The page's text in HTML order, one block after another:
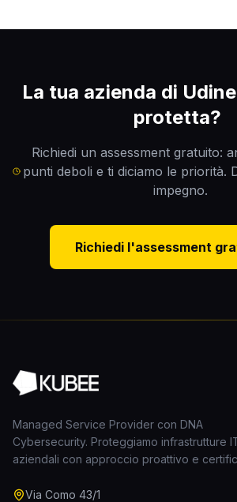
La tua azienda di Udine
protetta?
Richiedi un assessment gratuito:
punti deboli e ti diciamo le priorità.
impegno.
Richiedi l'assessment
Managed Service Provider con DNA
Cybersecurity. Proteggiamo infrastrutture
aziendali con approccio proattivo e
Via Como 43/1